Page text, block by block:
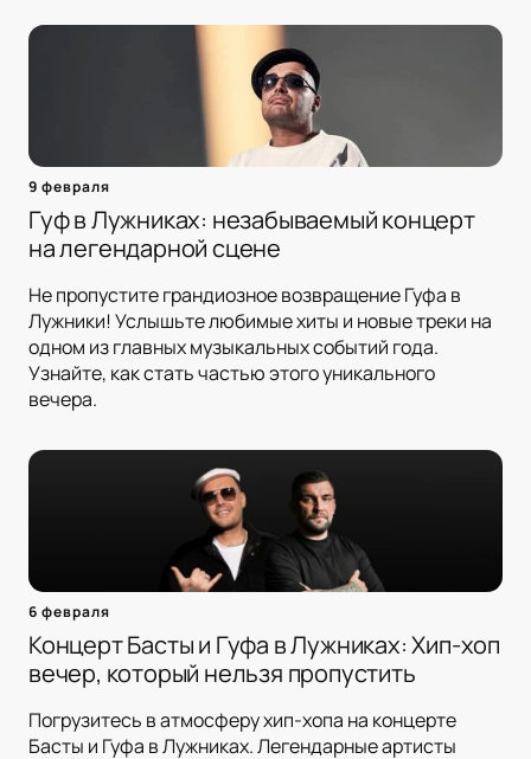
9 февраля
Гуф в Лужниках: незабываемый концерт
на легендарной сцене
Не пропустите грандиозное возвращение Гуфа в
Лужники! Услышьте любимые хиты и новые треки на
одном из главных музыкальных событий года.
Узнайте, как стать частью этого уникального
вечера.
6 февраля
Концерт Басты и Гуфа в Лужниках: Хип-хоп
вечер, который нельзя пропустить
Погрузитесь в атмосферу хип-хопа на концерте
Басты и Гуфа в Лужниках. Легендарные артисты